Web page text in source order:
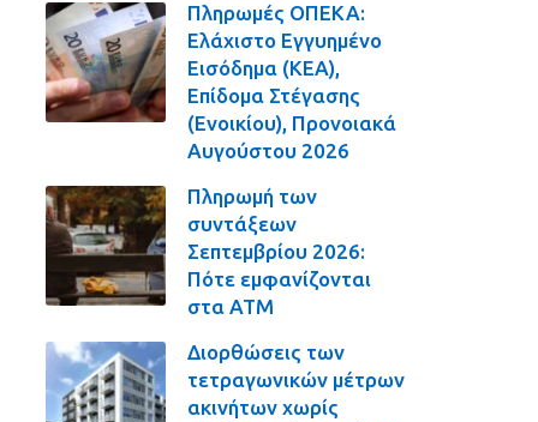
Πληρωμές ΟΠΕΚΑ:
Ελάχιστο Εγγυημένο
Εισόδημα (ΚΕΑ),
Επίδομα Στέγασης
(Ενοικίου), Προνοιακά
Αυγούστου 2026
Πληρωμή των
συντάξεων
Σεπτεμβρίου 2026:
Πότε εμφανίζονται
στα ΑΤΜ
Διορθώσεις των
τετραγωνικών μέτρων
ακινήτων χωρίς